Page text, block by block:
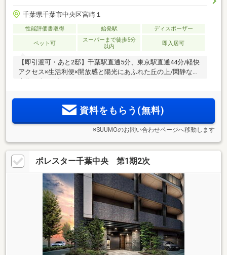
千葉県千葉市中央区宮崎１
性能評価書取得 始発駅 ディスポーザー
ペット可
スーパーまで徒歩5分
以内
即入居可
【即引渡可・あと2邸】千葉駅直通5分、東京駅直通44分/軽快
アクセス×生活利便×開放感と陽光にあふれた丘の上/閑静な住
資料をもらう(無料)
※SUUMOのお問い合わせページへ移動します
ポレスター千葉中央 第1期2次